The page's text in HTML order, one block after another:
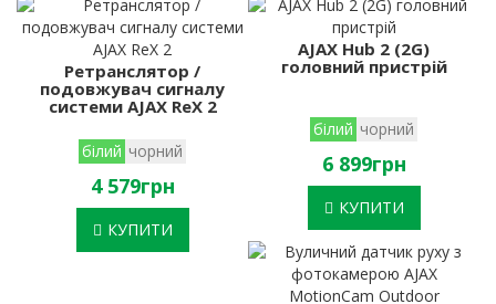
Ретранслятор /
подовжувач сигналу
системи AJAX ReX 2
білий чорний
4 579грн
КУПИТИ
AJAX Hub 2 (2G)
головний пристрій
білий чорний
6 899грн
КУПИТИ